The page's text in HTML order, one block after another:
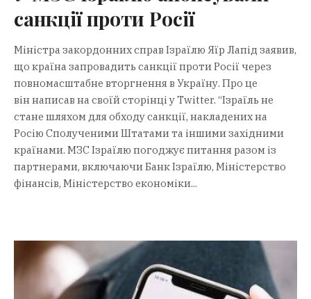
санкції проти Росії
Міністра закордонних справ Ізраїлю Яїр Лапід заявив,
що країна запровадить санкції проти Росії через
повномасштабне вторгнення в Україну. Про це
він написав на своїй сторінці у Twitter. “Ізраїль не
стане шляхом для обходу санкції, накладених на
Росію Сполученими Штатами та іншими західними
країнами. МЗС Ізраїлю погоджує питання разом із
партнерами, включаючи Банк Ізраїлю, Міністерство
фінансів, Міністерство економіки...